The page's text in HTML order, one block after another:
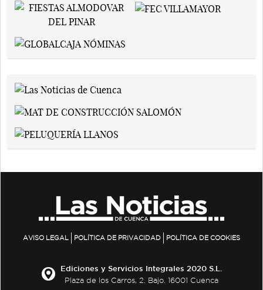
AVISO LEGAL POLÍTICA DE PRIVACIDAD POLÍTICA DE COOKIES
Ediciones y Servicios Integrales 2020 S.L.
Plaza de los Carros, 2. Bajo. 16001 Cuenca